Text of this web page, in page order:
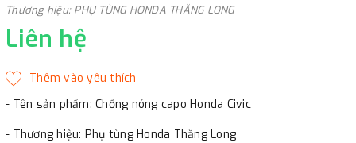
Thương hiệu: PHỤ TÙNG HONDA THĂNG LONG
Liên hệ
- Tên sản phẩm: Chống nóng capo Honda Civic
- Thương hiệu: Phụ tùng Honda Thăng Long